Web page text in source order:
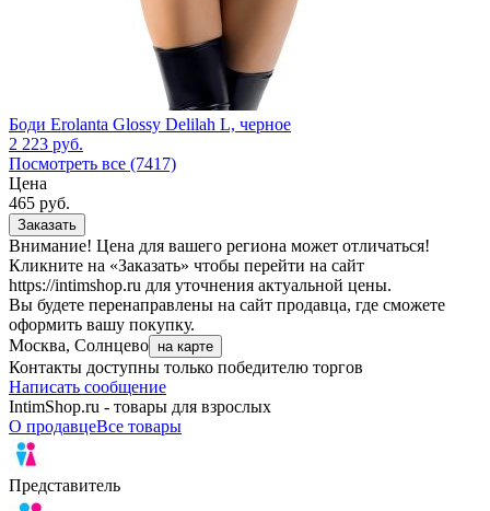
Боди Erolanta Glossy Delilah L, черное
2 223 руб.
Посмотреть все (7417)
Цена
465 руб.
Заказать
Внимание! Цена для вашего региона может отличаться!
Кликните на «Заказать» чтобы перейти на сайт
https://intimshop.ru для уточнения актуальной цены.
Вы будете перенаправлены на сайт продавца, где сможете
оформить вашу покупку.
Москва, Солнцево на карте
Контакты доступны только победителю торгов
Написать сообщение
IntimShop.ru - товары для взрослых
О продавцеВсе товары
Представитель